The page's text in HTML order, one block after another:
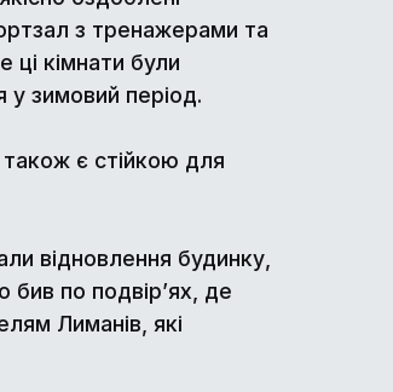
з тренажерами та
кімнати були
у зимовий період.
також є стійкою для
відновлення будинку,
бив по подвір’ях, де
Лиманів, які